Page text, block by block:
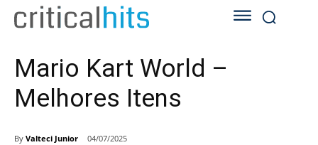
Mario Kart World –
Melhores Itens
By Valteci Junior 04/07/2025